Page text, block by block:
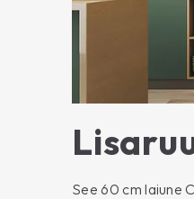
See 60 cm laiune